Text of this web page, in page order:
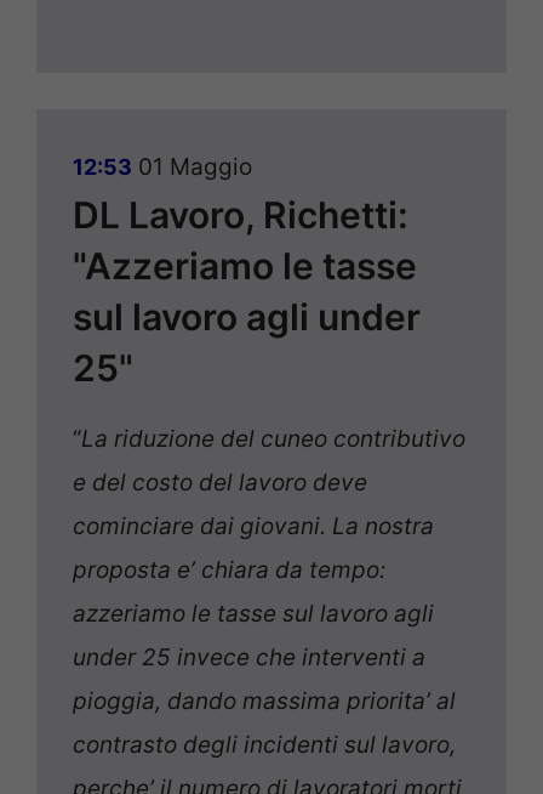
12:53 01 Maggio
DL Lavoro, Richetti:
"Azzeriamo le tasse
sul lavoro agli under
25"
“La riduzione del cuneo contributivo
e del costo del lavoro deve
cominciare dai giovani. La nostra
proposta e’ chiara da tempo:
azzeriamo le tasse sul lavoro agli
under 25 invece che interventi a
pioggia, dando massima priorita’ al
contrasto degli incidenti sul lavoro,
perche’ il numero di lavoratori morti